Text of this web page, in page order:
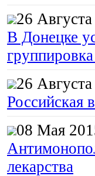
26
В Донецке
26
Российская
08 Мая
лекарства